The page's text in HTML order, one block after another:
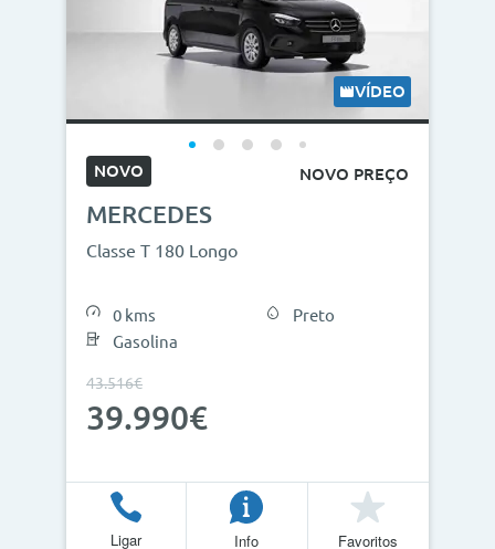
VÍDEO
NOVO NOVO PREÇO
MERCEDES
Classe T 180 Longo
0 kms
Gasolina
Preto
43.516€
39.990€
Ligar Info Favoritos